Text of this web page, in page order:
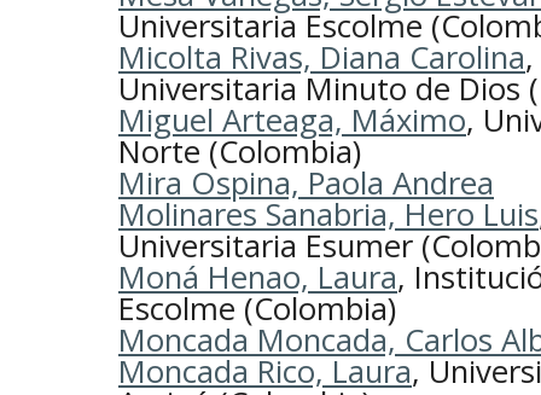
Universitaria Escolme
Micolta Rivas, Diana Carolina
Universitaria Minuto de Dios
Miguel Arteaga, Máximo,
Norte (Colombia)
Mira Ospina, Paola Andrea
Molinares Sanabria, Hero Luis
Universitaria Esumer
Moná Henao, Laura,
Escolme (Colombia)
Moncada Moncada, Carlos
Moncada Rico, Laura,